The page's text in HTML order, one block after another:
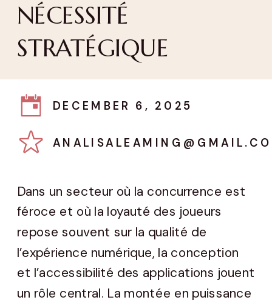
NÉCESSITÉ
STRATÉGIQUE
Dans un secteur où la concurrence est
féroce et où la loyauté des joueurs
repose souvent sur la qualité de
l’expérience numérique, la conception
et l’accessibilité des applications jouent
un rôle central. La montée en puissance
DECEMBER 6, 2025